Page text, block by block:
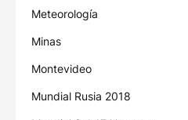
Meteorología
Minas
Montevideo
Mundial Rusia 2018